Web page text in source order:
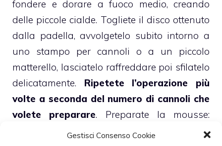
Gestisci Consenso Cookie
fondere e dorare a fuoco medio, creando
delle piccole cialde. Togliete il disco ottenuto
dalla padella, avvolgetelo subito intorno a
uno stampo per cannoli o a un piccolo
matterello, lasciatelo raffreddare poi sfilatelo
delicatamente. Ripetete l’operazione più
volte a seconda del numero di cannoli che
volete preparare. Preparate la mousse:
frullate al mixer 200 g di mortadella con 2